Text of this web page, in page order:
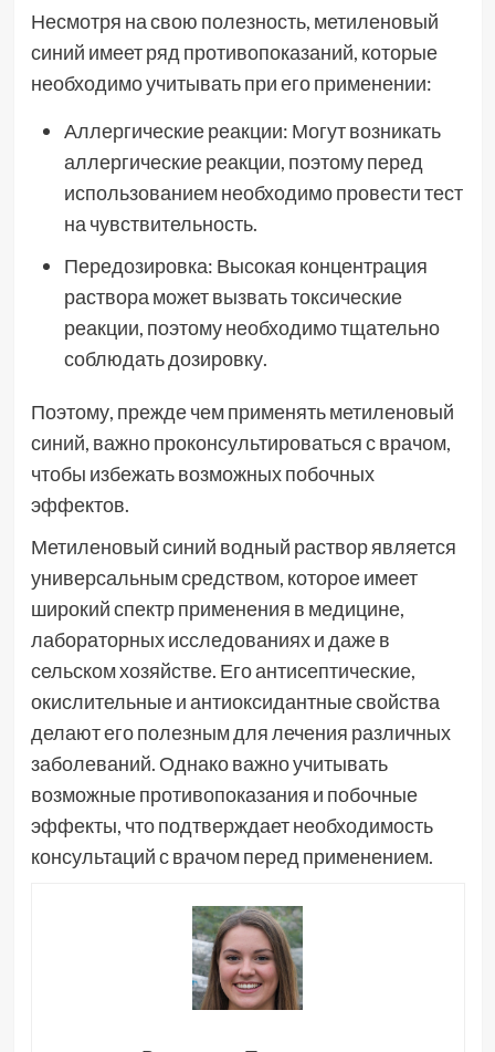
Несмотря на свою полезность, метиленовый
синий имеет ряд противопоказаний, которые
необходимо учитывать при его применении:
Аллергические реакции: Могут возникать
аллергические реакции, поэтому перед
использованием необходимо провести тест
на чувствительность.
Передозировка: Высокая концентрация
раствора может вызвать токсические
реакции, поэтому необходимо тщательно
соблюдать дозировку.
Поэтому, прежде чем применять метиленовый
синий, важно проконсультироваться с врачом,
чтобы избежать возможных побочных
эффектов.
Метиленовый синий водный раствор является
универсальным средством, которое имеет
широкий спектр применения в медицине,
лабораторных исследованиях и даже в
сельском хозяйстве. Его антисептические,
окислительные и антиоксидантные свойства
делают его полезным для лечения различных
заболеваний. Однако важно учитывать
возможные противопоказания и побочные
эффекты, что подтверждает необходимость
консультаций с врачом перед применением.